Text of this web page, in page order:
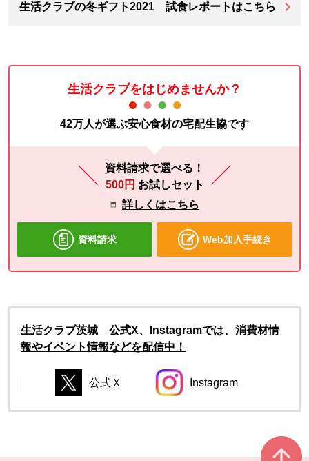
生活クラブの冬ギフト2021 試食レポートはこちら
生活クラブをはじめませんか？
42万人が選ぶ安心食材の宅配生協です
資料請求で選べる！
500円 お試しセット
詳しくはこちら
資料請求 Web加入手続き
生活クラブ茨城 公式X、Instagramでは、消費材情
報やイベント情報などを配信中！
別のウィンドウで開きます。
公式Ｘ
別のウィンドウで開きます。
別のウィンドウで開きます。
Instagram
別のウィンドウで開